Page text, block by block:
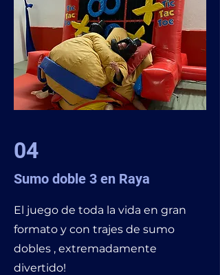
04
Sumo doble 3 en Raya
El juego de toda la vida en gran
formato y con trajes de sumo
dobles , extremadamente
divertido!